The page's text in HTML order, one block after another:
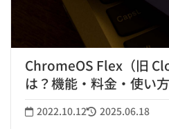
ChromeOS Flex（旧
は？機能・料金・使い
2022.10.12 2025.06.18